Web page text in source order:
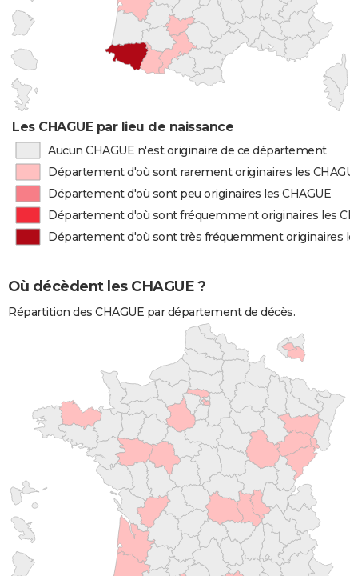
Les CHAGUE par lieu de naissance
Aucun CHAGUE n'est originaire de ce département
Département d'où sont rarement originaires les
Département d'où sont peu originaires les CHAGUE
Département d'où sont fréquemment originaires les
Département d'où sont très fréquemment originaires
Où décèdent les CHAGUE ?
Répartition des CHAGUE par département de décès.